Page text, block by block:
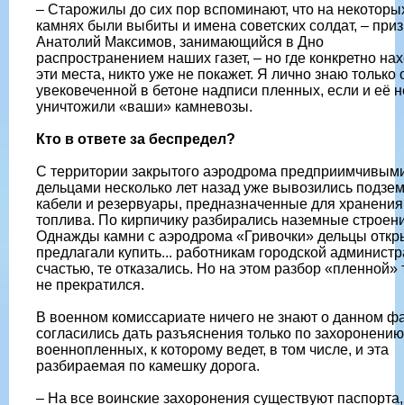
– Старожилы до сих пор вспоминают, что на
камнях были выбиты и имена советских солдат, –
Анатолий Максимов, занимающийся в Дно
распространением наших газет, – но где конкретно
эти места, никто уже не покажет. Я лично знаю только
увековеченной в бетоне надписи пленных, если и её
уничтожили «ваши» камневозы.
Кто в ответе за беспредел?
С территории закрытого аэродрома
дельцами несколько лет назад уже вывозились
кабели и резервуары, предназначенные для хранения
топлива. По кирпичику разбирались наземные
Однажды камни с аэродрома «Гривочки» дельцы
предлагали купить... работникам городской
счастью, те отказались. Но на этом разбор «пленной»
не прекратился.
В военном комиссариате ничего не знают о данном
согласились дать разъяснения только по захоронению
военнопленных, к которому ведет, в том числе, и эта
разбираемая по камешку дорога.
– На все воинские захоронения существуют